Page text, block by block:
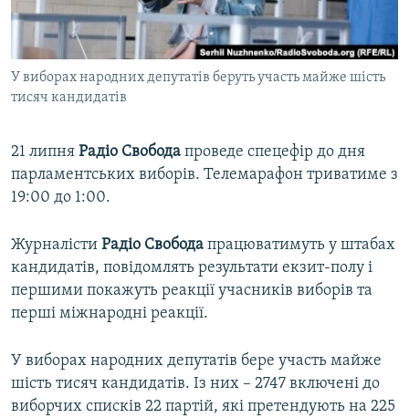
УКРАЇНСЬКА ПРОБЛЕМА КРИМУ
ІНФОГРАФІКА
Qırımtatar
ДОЛУЧАЙСЯ!
Усі сайти RFE/RL
У виборах народних депутатів беруть участь майже шість
тисяч кандидатів
21 липня Радіо Свобода проведе спецефір до дня
парламентських виборів. Телемарафон триватиме з
19:00 до 1:00.
Журналісти Радіо Свобода працюватимуть у штабах
кандидатів, повідомлять результати екзит-полу і
першими покажуть реакції учасників виборів та
перші міжнародні реакції.
У виборах народних депутатів бере участь майже
шість тисяч кандидатів. Із них – 2747 включені до
виборчих списків 22 партій, які претендують на 225